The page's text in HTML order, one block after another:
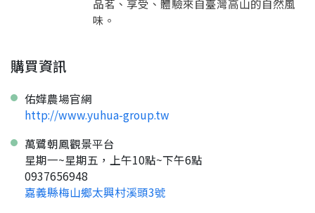
品茗、享受、體驗來自臺灣高山的自然風
味。
購買資訊
佑嬅農場官網
http://www.yuhua-group.tw
萬鷺朝鳳觀景平台
星期一~星期五，上午10點~下午6點
0937656948
嘉義縣梅山鄉太興村溪頭3號